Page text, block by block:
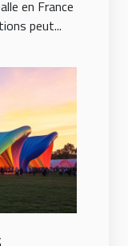
en France
peut...